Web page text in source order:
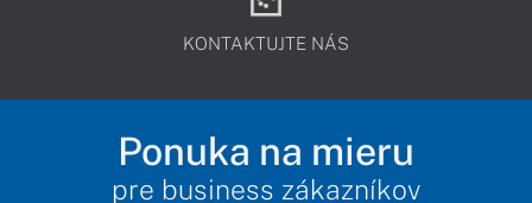
KONTAKTUJTE NÁS
Ponuka na mieru
pre business zákazníkov